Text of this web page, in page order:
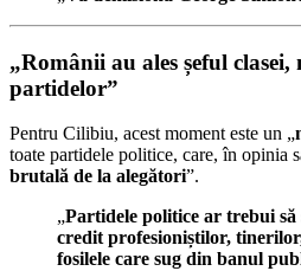
„Românii au ales șeful
partidelor”
Pentru Cilibiu, acest moment este un „
toate partidele politice, care, în opinia
brutală de la alegători”.
„Partidele politice ar trebui să
credit profesioniștilor,
fosilele care sug din banul